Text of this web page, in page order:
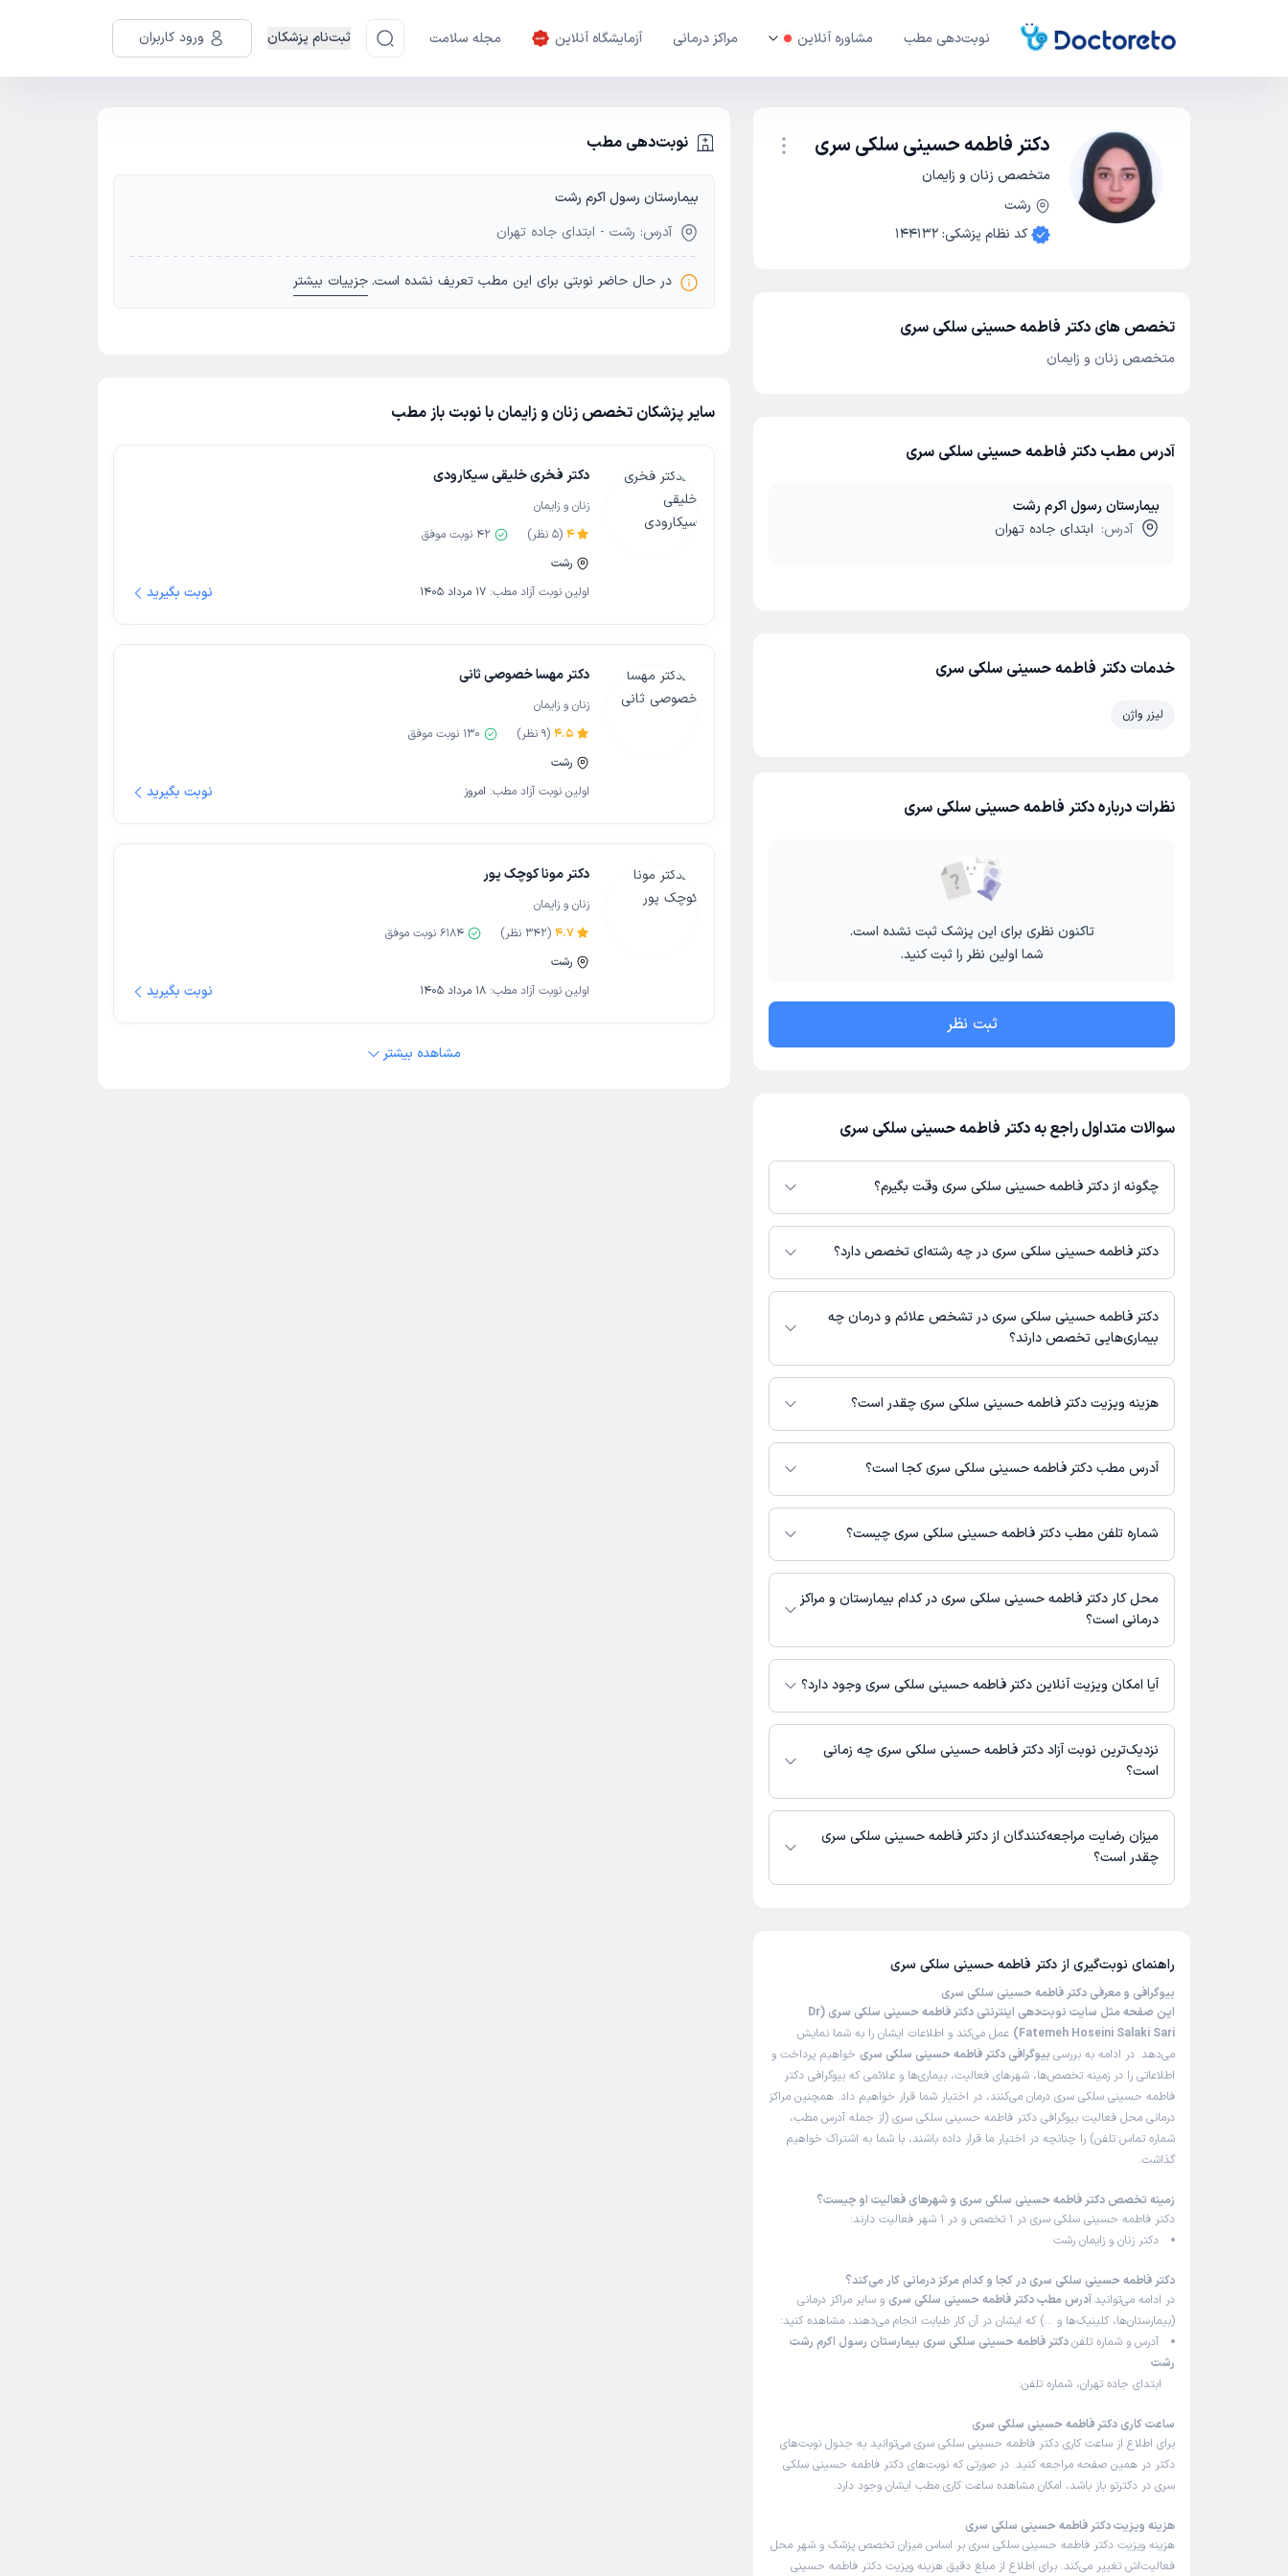
نوبت‌دهی مطب مشاوره آنلاین مراکز درمانی آزمایشگاه آنلاین مجله سلامت ثبت‌نام پزشکان ورود کاربران
دکتر فاطمه حسینی سلکی سری
متخصص زنان و زایمان
رشت
کد نظام پزشکی:
144132
نوبت‌دهی مطب
بیمارستان رسول اکرم رشت
آدرس: رشت - ابتدای جاده تهران
در حال حاضر نوبتی برای این مطب تعریف نشده است. جزییات بیشتر
سایر پزشکان تخصص زنان و زایمان با نوبت باز مطب
دکتر فخری خلیقی سیکارودی
زنان و زایمان
4
(
5 نظر) 42 نوبت موفق
رشت
اولین نوبت آزاد مطب: 17 مرداد 1405 نوبت بگیرید
دکتر مهسا خصوصی ثانی
زنان و زایمان
4.5
(
9 نظر) 130 نوبت موفق
رشت
اولین نوبت آزاد مطب: امروز نوبت بگیرید
دکتر مونا کوچک پور
زنان و زایمان
4.7
(
342 نظر) 6184 نوبت موفق
رشت
اولین نوبت آزاد مطب: 18 مرداد 1405 نوبت بگیرید
مشاهده بیشتر
تخصص های دکتر فاطمه حسینی سلکی سری
متخصص زنان و زایمان
آدرس مطب دکتر فاطمه حسینی سلکی سری
بیمارستان رسول اکرم رشت
آدرس: ابتدای جاده تهران
خدمات دکتر فاطمه حسینی سلکی سری
لیزر واژن
نظرات درباره دکتر فاطمه حسینی سلکی سری
تاکنون نظری برای این پزشک ثبت نشده است.
شما اولین نظر را ثبت کنید.
ثبت نظر
سوالات متداول راجع به دکتر فاطمه حسینی سلکی سری
چگونه از دکتر فاطمه حسینی سلکی سری وقت بگیرم؟
در صورتی کهدکتر فاطمه حسینی سلکی سریدارای پروفایل فعال و نوبت‌دهی باز در
پلتفرم دکترتو باشند، می‌توانید از طریق این پلتفرم برای دریافت نوبت اقدام کنید. در
شماره تماس، برنامه حضور در مطب، تصاویر پزشک، ساعات کاری و سایر اطلاعات مرتبط با
خدمات پزشکی و نوبت‌گیری ممکن است در پروفایل ایشان در دکترتو در دسترس باشد
دکتر فاطمه حسینی سلکی سری در چه رشته‌ای تخصص دارد؟
دکتر فاطمه حسینی سلکی سری در رشته‌های زیر (پزشکی) تخصص دارند:
زنان و زایمان
دکتر فاطمه حسینی سلکی سری در تشخص علائم و درمان چه
بیماری‌هایی تخصص دارند؟
دکتر فاطمه حسینی سلکی سری در تشخیص علائم و درمان بیماری‌های مرتبط با زنان و
زایمان فعالیت می‌کنند.
هزینه ویزیت دکتر فاطمه حسینی سلکی سری چقدر است؟
برای اطلاع از هزینه ویزیت دکتر فاطمه حسینی سلکی سری، لازم است با مطب تماس
بگیرید.آدرس مطب دکتر فاطمه حسینی سلکی سری کجا است؟
اطلاعات مربوط به آدرس مطب دکتر فاطمه حسینی سلکی سری در حال حاضر در دسترس
نیست. برای دریافت اطلاعات دقیق‌تر، لطفاً با مطب تماس بگیرید.
شماره تلفن مطب دکتر فاطمه حسینی سلکی سری چیست؟
شماره تماس مطب دکتر فاطمه حسینی سلکی سری در حال حاضر در این صفحه ثبت
نشده است.
محل کار دکتر فاطمه حسینی سلکی سری در کدام بیمارستان و مراکز
درمانی است؟
دکتر فاطمه حسینی سلکی سری در مراکز زیر فعالیت دارد:
بیمارستان رسول اکرم رشت
آیا امکان ویزیت آنلاین دکتر فاطمه حسینی سلکی سری وجود دارد؟
در حال حاضر اطلاعاتی درباره ارائه ویزیت آنلاین توسط دکتر فاطمه حسینی سلکی سری
در دسترس نیست. برای دریافت اطلاعات دقیق‌تر، لطفاً با مطب تماس بگیرید.
نزدیک‌ترین نوبت آزاد دکتر فاطمه حسینی سلکی سری چه زمانی
است؟
زمان نوبت‌دهی و پذیرش بیماران با هماهنگی مطب مشخص می‌شود.
میزان رضایت مراجعه‌کنندگان از دکتر فاطمه حسینی سلکی سری
چقدر است؟
راهنمای نوبت‌گیری از دکتر فاطمه حسینی سلکی سری
بیوگرافی و معرفی دکتر فاطمه حسینی سلکی سری
این صفحه مثل سایت نوبت‌دهی اینترنتی دکتر فاطمه حسینی سلکی سری (Dr
Fatemeh Hoseini Salaki Sari)
عمل می‌کند و اطلاعات ایشان را به شما نمایش
می‌دهد. در ادامه به بررسی بیوگرافی دکتر فاطمه حسینی سلکی سری خواهیم پرداخت و
اطلاعاتی را در زمینه تخصص‌ها، شهرهای فعالیت، بیماری‌ها و علائمی که بیوگرافی دکتر
فاطمه حسینی سلکی سری درمان می‌کنند، در اختیار شما قرار خواهیم داد. همچنین مراکز
درمانی محل فعالیت بیوگرافی دکتر فاطمه حسینی سلکی سری (از جمله آدرس مطب،
شماره تماس تلفن) را چنانچه در اختیار ما قرار داده باشند، با شما به اشتراک خواهیم
گذاشت.
زمینه تخصص دکتر فاطمه حسینی سلکی سری و شهرهای فعالیت او چیست؟
دکتر فاطمه حسینی سلکی سری در 1 تخصص و در 1 شهر فعالیت دارند:
دکتر زنان و زایمان رشت
دکتر فاطمه حسینی سلکی سری در کجا و کدام مرکز درمانی کار می‌کند؟
در ادامه می‌توانید آدرس مطب دکتر فاطمه حسینی سلکی سری و سایر مراکز درمانی
(بیمارستان‌ها، کلینیک‌ها و …) که ایشان در آن کار طبابت انجام می‌دهند، مشاهده کنید:
آدرس و شماره تلفندکتر فاطمه حسینی سلکی سری بیمارستان رسول اکرم رشت
رشت
ابتدای جاده تهران، شماره تلفن:
ساعت کاری دکتر فاطمه حسینی سلکی سری
برای اطلاع از ساعت کاری دکتر فاطمه حسینی سلکی سری می‌توانید به جدول نوبت‌های
دکتر در همین صفحه مراجعه کنید. در صورتی که نوبت‌های دکتر فاطمه حسینی سلکی
سری در دکترتو باز باشد، امکان مشاهده ساعت کاری مطب ایشان وجود دارد.
هزینه ویزیت دکتر فاطمه حسینی سلکی سری
هزینه ویزیت دکتر فاطمه حسینی سلکی سری بر اساس میزان تخصص پزشک و شهر محل
فعالیت‌اش تغییر می‌کند. برای اطلاع از مبلغ دقیق هزینه ویزیت دکتر فاطمه حسینی